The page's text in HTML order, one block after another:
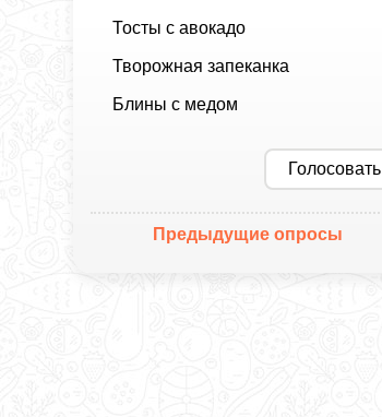
Тосты с авокадо
Творожная запеканка
Блины с медом
Голосовать
Предыдущие опросы